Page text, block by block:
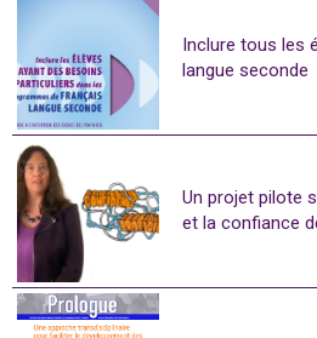
Inclure tous les
langue seconde
Un projet pilote
et la confiance